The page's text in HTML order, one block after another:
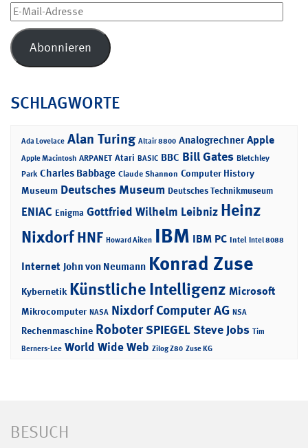
E-
Mail-
Adresse
Abonnieren
SCHLAGWORTE
Ada Lovelace Alan Turing Altair 8800 Analogrechner Apple
Apple Macintosh ARPANET Atari BASIC BBC Bill Gates Bletchley
Park Charles Babbage Claude Shannon Computer History
Museum Deutsches Museum Deutsches Technikmuseum
ENIAC Enigma Gottfried Wilhelm Leibniz Heinz
NixdorfHNF Howard Aiken IBM IBM PC Intel Intel 8088
Internet John von Neumann Konrad Zuse
Kybernetik Künstliche Intelligenz Microsoft
Mikrocomputer NASA Nixdorf Computer AG NSA
Rechenmaschine RoboterSPIEGELSteve Jobs Tim
Berners-Lee World Wide Web Zilog Z80 Zuse KG
BESUCH